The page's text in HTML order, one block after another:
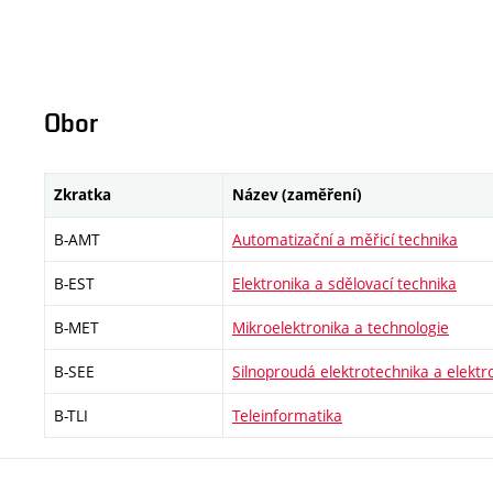
Obor
Zkratka Název (zaměření)
B-AMT Automatizační a měřicí technika
B-EST Elektronika a sdělovací technika
B-MET Mikroelektronika a technologie
B-SEE Silnoproudá elektrotechnika a
B-TLI Teleinformatika